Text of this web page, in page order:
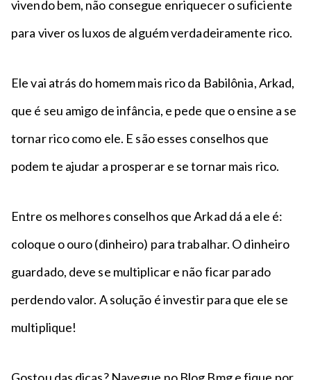
vivendo bem, não consegue enriquecer o suficiente
para viver os luxos de alguém verdadeiramente rico.
Ele vai atrás do homem mais rico da Babilônia, Arkad,
que é seu amigo de infância, e pede que o ensine a se
tornar rico como ele. E são esses conselhos que
podem te ajudar a prosperar e se tornar mais rico.
Entre os melhores conselhos que Arkad dá a ele é:
coloque o ouro (dinheiro) para trabalhar. O dinheiro
guardado, deve se multiplicar e não ficar parado
perdendo valor. A solução é investir para que ele se
multiplique!